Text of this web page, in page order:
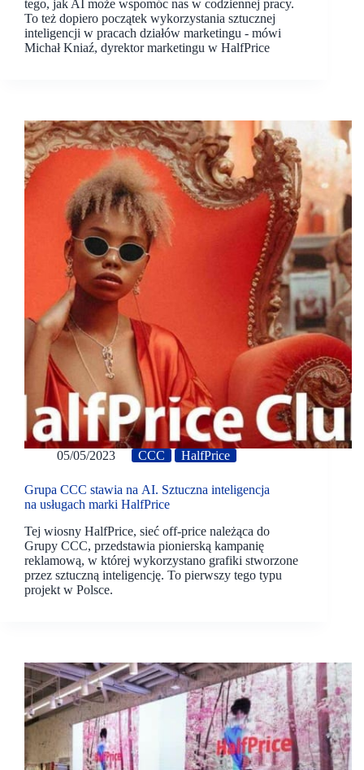
tego, jak AI może wspomóc nas w codziennej pracy.
To też dopiero początek wykorzystania sztucznej
inteligencji w pracach działów marketingu - mówi
Michał Kniaź, dyrektor marketingu w HalfPrice
05/05/2023 CCC HalfPrice
Grupa CCC stawia na AI. Sztuczna inteligencja
na usługach marki HalfPrice
Tej wiosny HalfPrice, sieć off-price należąca do
Grupy CCC, przedstawia pionierską kampanię
reklamową, w której wykorzystano grafiki stworzone
przez sztuczną inteligencję. To pierwszy tego typu
projekt w Polsce.